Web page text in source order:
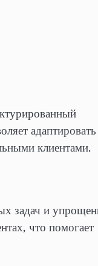
адаптировать
клиентами.
задач и
что помогает